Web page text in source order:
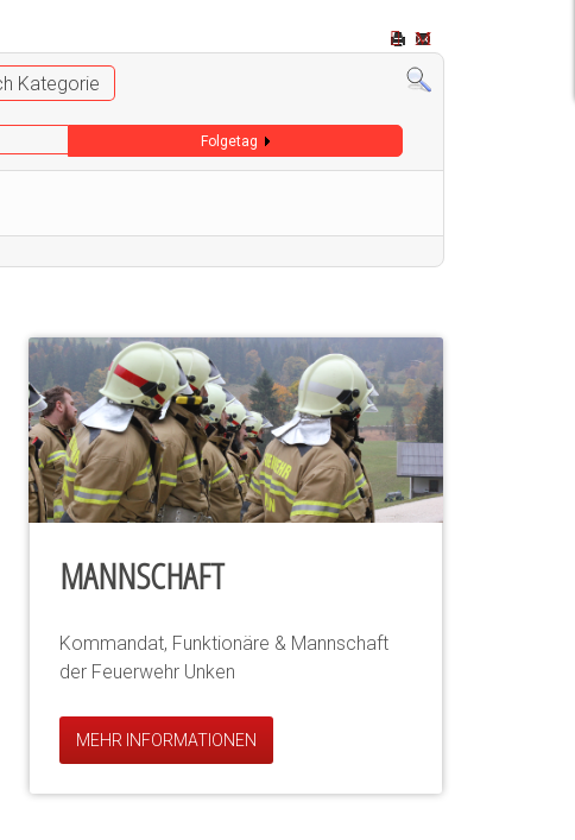
Kategorie
Folgetag
MANNSCHAFT
Kommandat, Funktionäre & Mannschaft
der Feuerwehr Unken
MEHR INFORMATIONEN